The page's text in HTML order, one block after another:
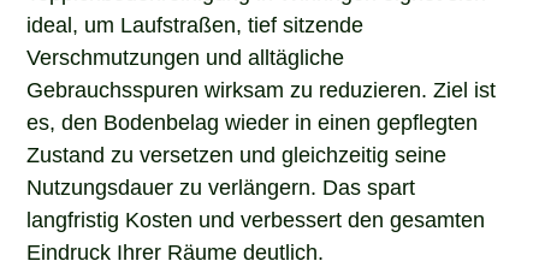
ideal, um Laufstraßen, tief sitzende
Verschmutzungen und alltägliche
Gebrauchsspuren wirksam zu reduzieren. Ziel ist
es, den Bodenbelag wieder in einen gepflegten
Zustand zu versetzen und gleichzeitig seine
Nutzungsdauer zu verlängern. Das spart
langfristig Kosten und verbessert den gesamten
Eindruck Ihrer Räume deutlich.